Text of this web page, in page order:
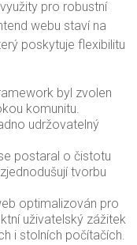
pro robustní
webu staví na
poskytuje flexibilitu
byl zvolen
komunitu.
udržovatelný
postaral o čistotu
tvorbu
optimalizován pro
uživatelský zážitek
i stolních počítačích.